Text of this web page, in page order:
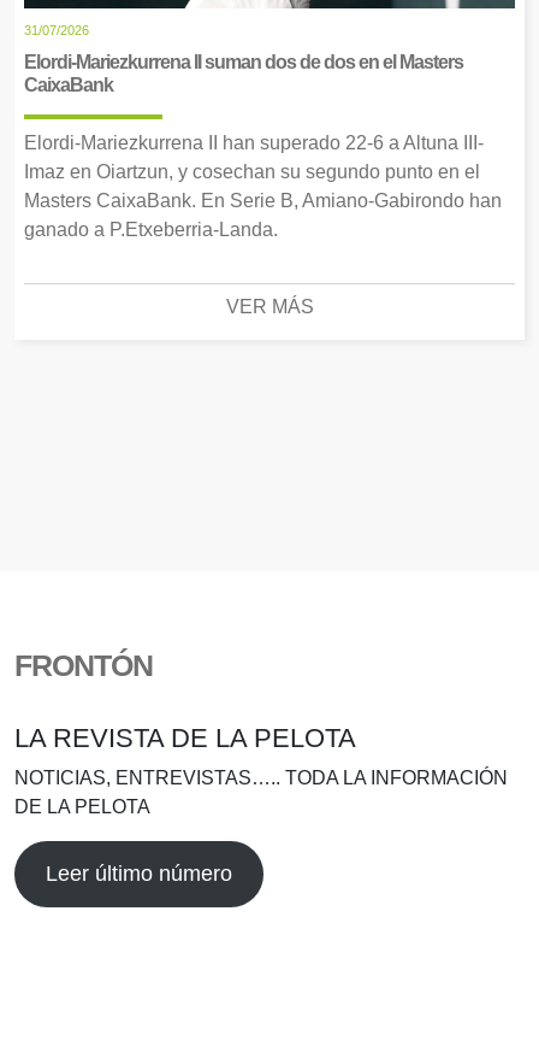
31/07/2026
Elordi-Mariezkurrena II suman dos de dos en el Masters
CaixaBank
Elordi-Mariezkurrena II han superado 22-6 a Altuna III-
Imaz en Oiartzun, y cosechan su segundo punto en el
Masters CaixaBank. En Serie B, Amiano-Gabirondo han
ganado a P.Etxeberria-Landa.
VER MÁS
FRONTÓN
LA REVISTA DE LA PELOTA
NOTICIAS, ENTREVISTAS….. TODA LA INFORMACIÓN
DE LA PELOTA
Leer último número